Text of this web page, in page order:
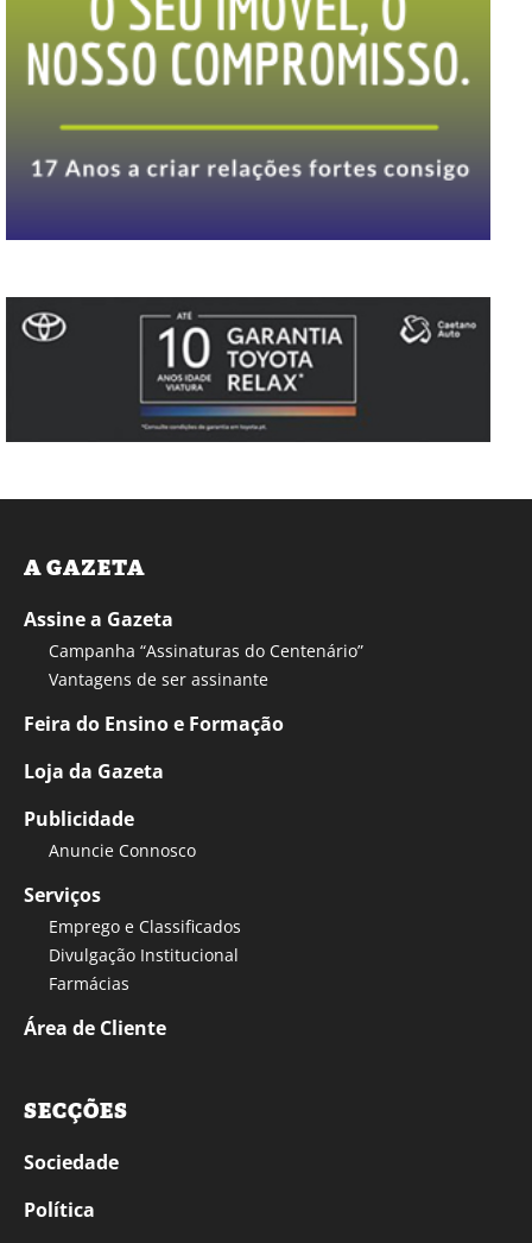
A GAZETA
Assine a Gazeta
Campanha “Assinaturas do Centenário”
Vantagens de ser assinante
Feira do Ensino e Formação
Loja da Gazeta
Publicidade
Anuncie Connosco
Serviços
Emprego e Classificados
Divulgação Institucional
Farmácias
Área de Cliente
SECÇÕES
Sociedade
Política